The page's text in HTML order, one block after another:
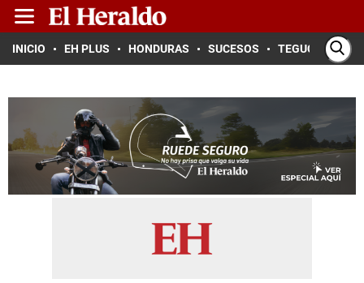
INICIO EH PLUS HONDURAS SUCESOS TEGUCIGALPA